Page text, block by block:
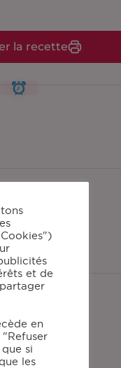
la recette
et de
en
si
les